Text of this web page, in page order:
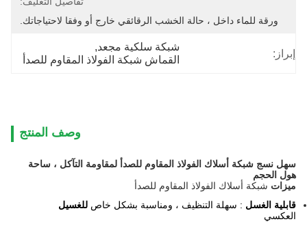
ورقة للماء داخل ، حالة الخشب الرقائقي خارج أو وفقا لاحتياجاتك.
إبراز:
شبكة سلكية مجعد,
القماش شبكة الفولاذ المقاوم للصدأ
وصف المنتج
سهل نسج شبكة أسلاك الفولاذ المقاوم للصدأ لمقاومة التآكل ، ساحة
هول الحجم
ميزاتشبكة أسلاك الفولاذ المقاوم للصدأ
قابلية الغسل: سهلة التنظيف ، ومناسبة بشكل خاص للغسيل
العكسي